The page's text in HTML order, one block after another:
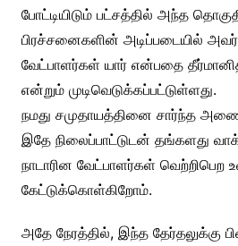
போட்டியிடும் பட்சத்தில் அந்த
பிரச்சனைகளின் அடிப்படையில்
வேட்பாளர்கள் யார் என்பதை
என்றும் முடிவெடுக்கப்பட்டுள்ளது.
நமது சமுதாயத்தினை சார்ந்த
இதே நிலைப்பாட்டுடன் தங்களது
நாடாரின வேட்பாளர்கள் வெற்றிபெற
கேட்டுக்கொள்கிறோம்.
அதே நேரத்தில், இந்த தேர்தலுக்கு